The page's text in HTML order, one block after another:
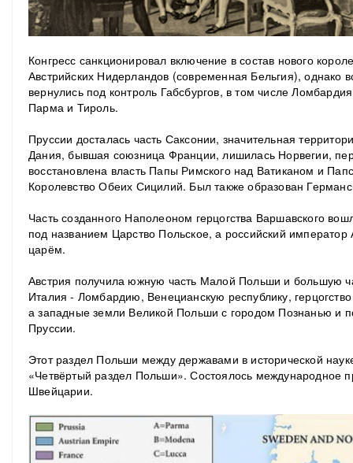
Конгресс санкционировал включение в состав нового
Австрийских Нидерландов (современная Бельгия), однако
вернулись под контроль Габсбургов, в том числе
Парма и Тироль.
Пруссии досталась часть Саксонии, значительная
Дания, бывшая союзница Франции, лишилась Норвегии,
восстановлена власть Папы Римского над Ватиканом и
Королевство Обеих Сицилий. Был также образован
Часть созданного Наполеоном герцогства Варшавского
под названием Царство Польское, а российский
царём.
Австрия получила южную часть Малой Польши и большую
Италия - Ломбардию, Венецианскую республику,
а западные земли Великой Польши с городом Познанью и
Пруссии.
Этот раздел Польши между державами в исторической
«Четвёртый раздел Польши». Состоялось международное
Швейцарии.